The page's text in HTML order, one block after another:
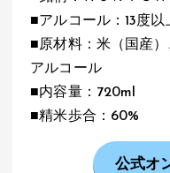
■アルコール：13度以
■原材料：米（国産
アルコール
■内容量：720ml
■精米歩合：60%
公式オ